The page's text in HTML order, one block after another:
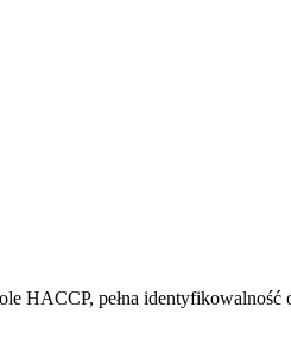
pełna identyfikowalność